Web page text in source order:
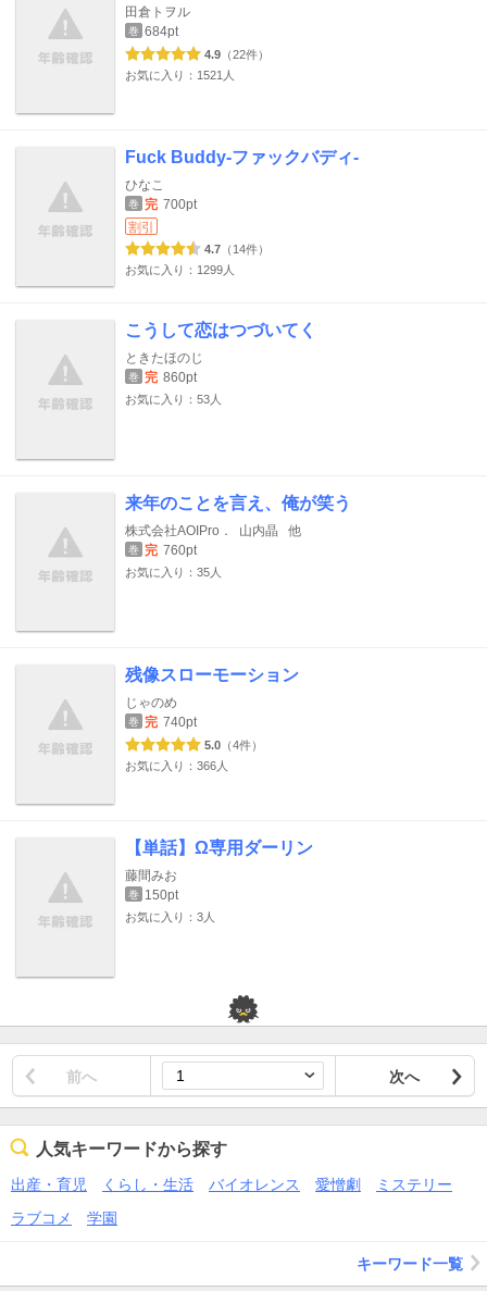
田倉トヲル
巻 684pt
4.9 （22件）
お気に入り：1521人
Fuck Buddy-ファックバディ-
ひなこ
巻 完 700pt
割引
4.7 （14件）
お気に入り：1299人
こうして恋はつづいてく
ときたほのじ
巻 完 860pt
お気に入り：53人
来年のことを言え、俺が笑う
株式会社AOIPro． 山内晶 他
巻 完 760pt
お気に入り：35人
残像スローモーション
じゃのめ
巻 完 740pt
5.0 （4件）
お気に入り：366人
【単話】Ω専用ダーリン
藤間みお
巻 150pt
お気に入り：3人
前へ 次へ
人気キーワードから探す
出産・育児 くらし・生活 バイオレンス 愛憎劇
ミステリー
ラブコメ
学園
キーワード一覧